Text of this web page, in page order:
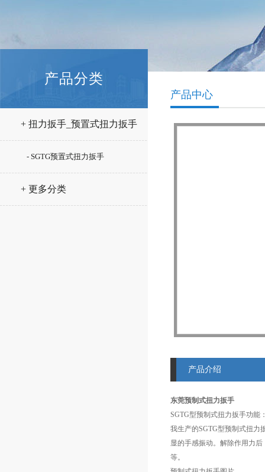
产品分类
+ 扭力扳手_预置式扭力扳手
- SGTG预置式扭力扳手
+ 更多分类
产品中心
产品介绍
东莞预制式扭力扳手
SGTG型预制式扭力扳手功能
我生产的SGTG型预制式扭力
显的手感振动。解除作用力
等。